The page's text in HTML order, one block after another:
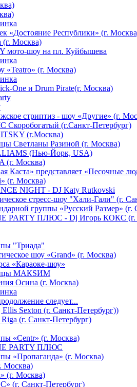
«Достояние Республики» (г.
(г. Москва)
мото-шоу на пл. Куйбышева
«Teatro» (г. Москва)
One и Drum Pirate(г. Москва)
стриптиз - шоу «Другие» (г.
Скоробогатый (г.Санкт-Петербург)
(г.Москва)
Светланы Разиной (г. Москва)
(Нью-Йорк, USA)
(г. Москва)
Каста» представляет «Песочные
(г. Москва)
NIGHT - DJ Katy Rutkovski
стресс-шоу "Хали-Гали" (г.
группы «Русский Размер» (г.
PARTY ПЛЮС - Dj Игорь КОКС (г.
"Триада"
шоу «Grand» (г. Москва)
«Караоке-шоу»
МАКSИМ
Осина (г. Москва)
следует...
Sexton (г. Санкт-Петербург))
(г. Санкт-Петербург)
«Centr» (г. Москва)
PARTY ПЛЮС
«Пропаганда» (г. Москва)
Москва)
(г. Москва)
(г. Санкт-Петербург)